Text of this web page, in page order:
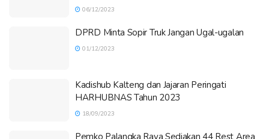
06/12/2023
DPRD Minta Sopir Truk Jangan Ugal-ugalan
01/12/2023
Kadishub Kalteng dan Jajaran Peringati
HARHUBNAS Tahun 2023
18/09/2023
Pemko Palangka Raya Sediakan 44 Rest Area